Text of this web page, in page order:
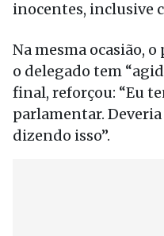
inocentes, inclusive
Na mesma ocasião,
o delegado tem
final, reforçou: “Eu
parlamentar.
dizendo isso”.